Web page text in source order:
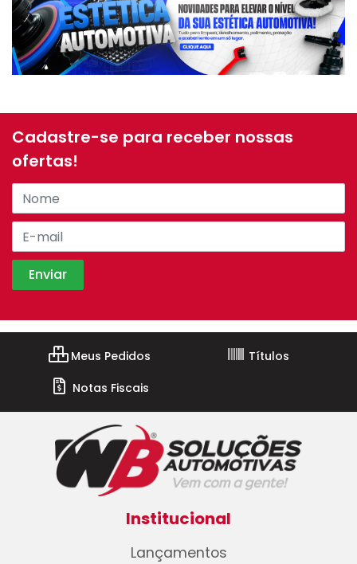
Cadastre-se para receber nossas
ofertas!
Meus Pedidos
Títulos
Notas Fiscais
Institucional
Lançamentos